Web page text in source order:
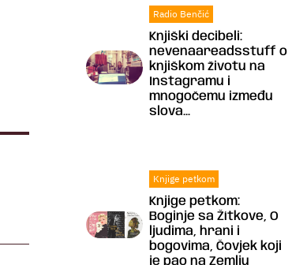
Radio Benčić
Knjiški decibeli:
nevenaareadsstuff o
knjiškom životu na
Instagramu i
mnogočemu između
slova...
Knjige petkom
Knjige petkom:
Boginje sa Žítkove, O
ljudima, hrani i
bogovima, Čovjek koji
je pao na Zemlju